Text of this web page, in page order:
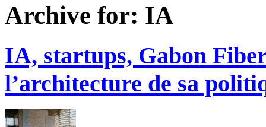
Archive for: IA
IA, startups, Gabon
l’architecture de sa